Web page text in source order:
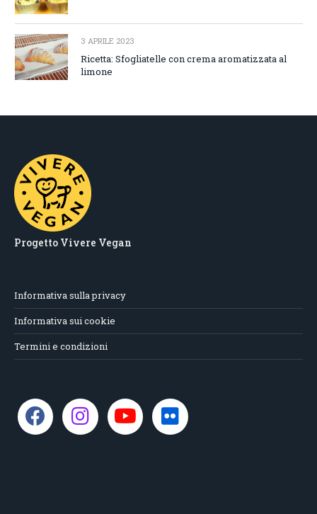
3 APRILE 2023
Ricetta: Sfogliatelle con crema aromatizzata al
limone
Progetto Vivere Vegan
Informativa sulla privacy
Informativa sui cookie
Termini e condizioni